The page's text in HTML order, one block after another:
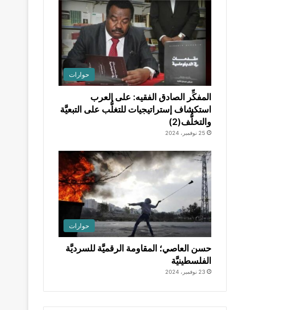
حوارات
المفكِّر الصادق الفقيه: على العرب
استكشاف إستراتيجيات للتغلُّب على التبعيَّة
والتخلُّف(2)
25 نوفمبر، 2024
حوارات
حسن العاصي؛ المقاومة الرقميَّة للسرديَّة
الفلسطينيَّة
23 نوفمبر، 2024